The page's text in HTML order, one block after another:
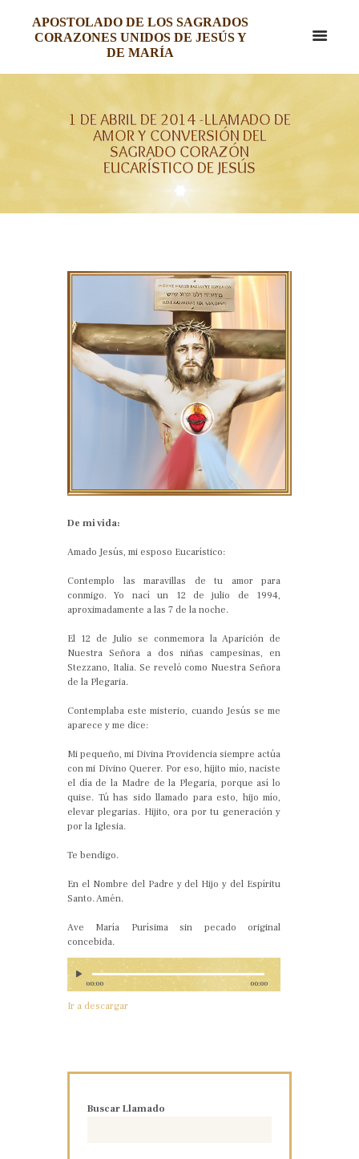
APOSTOLADO DE LOS SAGRADOS
CORAZONES UNIDOS DE JESÚS Y
DE MARÍA
1 DE ABRIL DE 2014 -LLAMADO DE
AMOR Y CONVERSIÓN DEL
SAGRADO CORAZÓN
EUCARÍSTICO DE JESÚS
De mi vida:
Amado Jesús, mi esposo Eucarístico:
Contemplo las maravillas de tu amor para
conmigo. Yo nací un 12 de julio de 1994,
aproximadamente a las 7 de la noche.
El 12 de Julio se conmemora la Aparición de
Nuestra Señora a dos niñas campesinas, en
Stezzano, Italia. Se reveló como Nuestra Señora
de la Plegaria.
Contemplaba este misterio, cuando Jesús se me
aparece y me dice:
Mi pequeño, mi Divina Providencia siempre actúa
con mi Divino Querer. Por eso, hijito mío, naciste
el día de la Madre de la Plegaria, porque así lo
quise. Tú has sido llamado para esto, hijo mío,
elevar plegarias. Hijito, ora por tu generación y
por la Iglesia.
Te bendigo.
En el Nombre del Padre y del Hijo y del Espíritu
Santo. Amén.
Ave María Purísima sin pecado original
concebida.
00:00 00:00
Ir a descargar
Buscar Llamado